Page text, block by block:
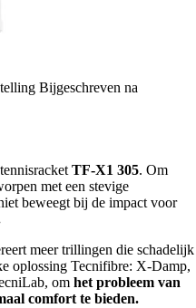
Bijgeschreven na
TF-X1 305. Om
met een stevige
beweegt bij de impact voor
meer trillingen die schadelijk
oplossing Tecnifibre: X-Damp,
om het probleem van
comfort te bieden.